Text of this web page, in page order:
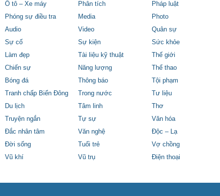
Ô tô – Xe máy
Phân tích
Pháp luật
Phóng sự điều tra
Media
Photo
Audio
Video
Quân sự
Sự cố
Sự kiện
Sức khỏe
Làm đẹp
Tài liệu kỹ thuật
Thế giới
Chiến sự
Năng lượng
Thể thao
Bóng đá
Thông báo
Tội phạm
Tranh chấp Biển Đông
Trong nước
Tư liệu
Du lịch
Tâm linh
Thơ
Truyện ngắn
Tự sự
Văn hóa
Đắc nhân tâm
Văn nghệ
Độc – Lạ
Đời sống
Tuổi trẻ
Vợ chồng
Vũ khí
Vũ trụ Điện thoại